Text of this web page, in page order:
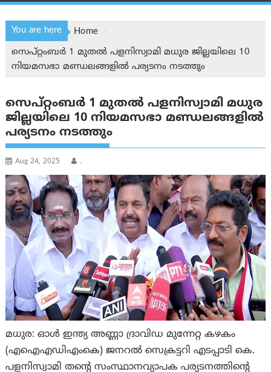
You are here
Home
സെപ്റ്റംബർ 1 മുതൽ പളനിസ്വാമി മധുര ജില്ലയിലെ 10
നിയമസഭാ മണ്ഡലങ്ങളിൽ പര്യടനം നടത്തും
സെപ്റ്റംബർ 1 മുതൽ പളനിസ്വാമി മധുര
ജില്ലയിലെ 10 നിയമസഭാ മണ്ഡലങ്ങളിൽ
പര്യടനം നടത്തും
Aug 24, 2025 .
മധുര: ഓൾ ഇന്ത്യ അണ്ണാ ദ്രാവിഡ മുന്നേറ്റ കഴകം
(എഐഎഡിഎംകെ) ജനറൽ സെക്രട്ടറി എടപ്പാടി കെ.
പളനിസ്വാമി തന്റെ സംസ്ഥാനവ്യാപക പര്യടനത്തിന്റെ